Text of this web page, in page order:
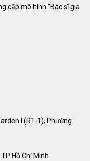
cấp mô hình “Bác sĩ gia
I (R1-1), Phường
Hồ Chí Minh